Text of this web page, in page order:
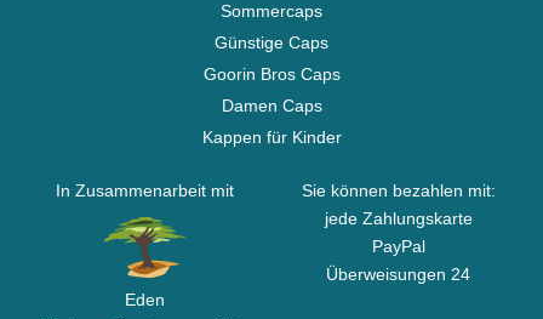
Sommercaps
Günstige Caps
Goorin Bros Caps
Damen Caps
Kappen für Kinder
In Zusammenarbeit mit
Eden
Sie können bezahlen mit:
jede Zahlungskarte
PayPal
Überweisungen 24